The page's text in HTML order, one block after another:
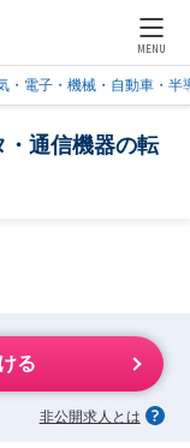
MENU
・電子・機械・自動車・半
通信機器の転
る
非公開求人とは